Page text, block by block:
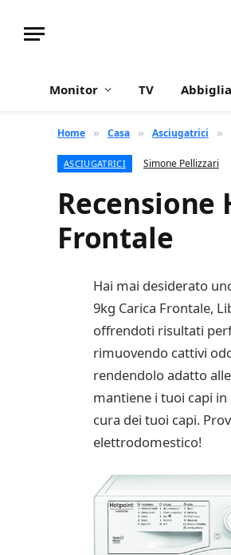
Monitor TV
Home » Casa » Asciugatrici »
ASCIUGATRICI Simone Pellizzari
Recensione
Frontale
Hai mai desiderato
9kg Carica Frontale,
offrendoti risultati
rimuovendo cattivi
rendendolo adatto
mantiene i tuoi capi
cura dei tuoi capi.
elettrodomestico!